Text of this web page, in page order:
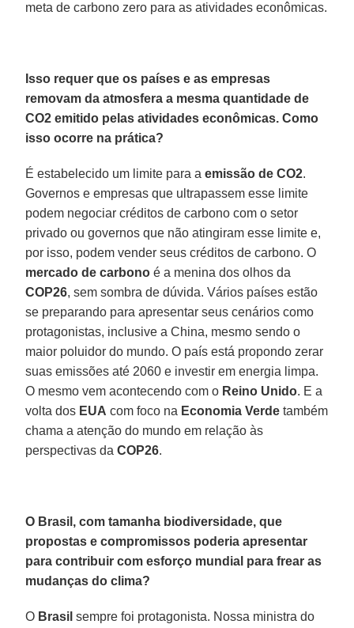
meta de carbono zero para as atividades econômicas.
Isso requer que os países e as empresas
removam da atmosfera a mesma quantidade de
CO2 emitido pelas atividades econômicas. Como
isso ocorre na prática?
É estabelecido um limite para aemissão de CO2.
Governos e empresas que ultrapassem esse limite
podem negociar créditos de carbono com o setor
privado ou governos que não atingiram esse limite e,
por isso, podem vender seus créditos de carbono. O
mercado de carbono é a menina dos olhos da
COP26, sem sombra de dúvida. Vários países estão
se preparando para apresentar seus cenários como
protagonistas, inclusive a China, mesmo sendo o
maior poluidor do mundo. O país está propondo zerar
suas emissões até 2060 e investir em energia limpa.
O mesmo vem acontecendo com o Reino Unido. E a
volta dos EUA com foco na Economia Verde também
chama a atenção do mundo em relação às
perspectivas daCOP26.
O Brasil, com tamanha biodiversidade, que
propostas e compromissos poderia apresentar
para contribuir com esforço mundial para frear as
mudanças do clima?
O Brasil sempre foi protagonista. Nossa ministra do